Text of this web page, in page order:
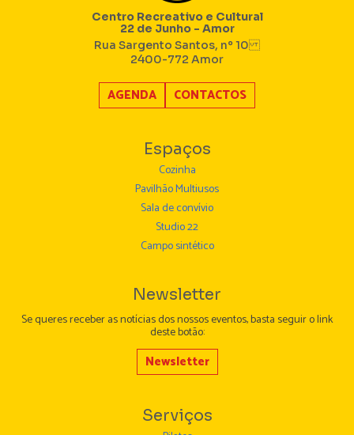
Centro Recreativo e Cultural
22 de Junho - Amor
Rua Sargento Santos, nº 10
2400-772 Amor
AGENDA CONTACTOS
Espaços
Cozinha
Pavilhão Multiusos
Sala de convívio
Studio 22
Campo sintético
Newsletter
Se queres receber as notícias dos nossos eventos, basta seguir o link
deste botão:
Newsletter
Serviços